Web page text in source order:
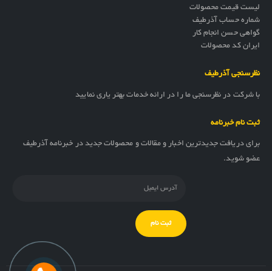
لیست قیمت محصولات
شماره حساب آذرطیف
گواهی حسن انجام کار
ایران کد محصولات
نظرسنجی آذرطیف
با شرکت در نظرسنجی ما را در ارائه خدمات بهتر یاری نمایید
ثبت نام خبرنامه
برای دریافت جدیدترین اخبار و مقالات و محصولات جدید در خبرنامه آذرطیف
عضو شوید.